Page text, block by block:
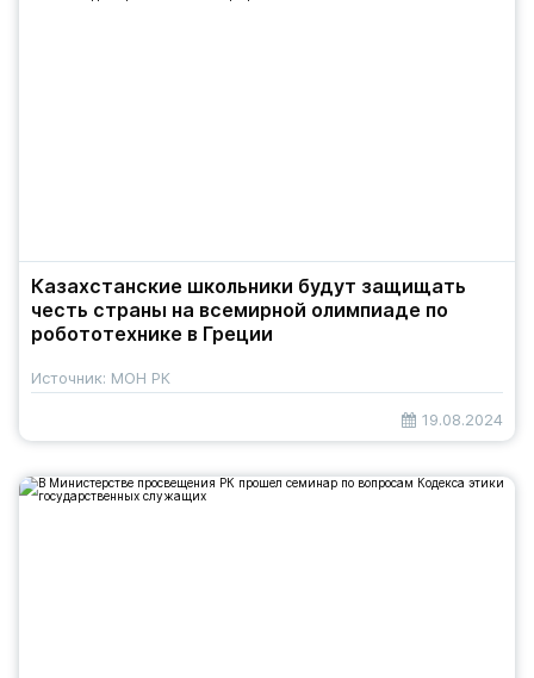
Казахстанские школьники будут защищать
честь страны на всемирной олимпиаде по
робототехнике в Греции
Источник: МОН РК
19.08.2024